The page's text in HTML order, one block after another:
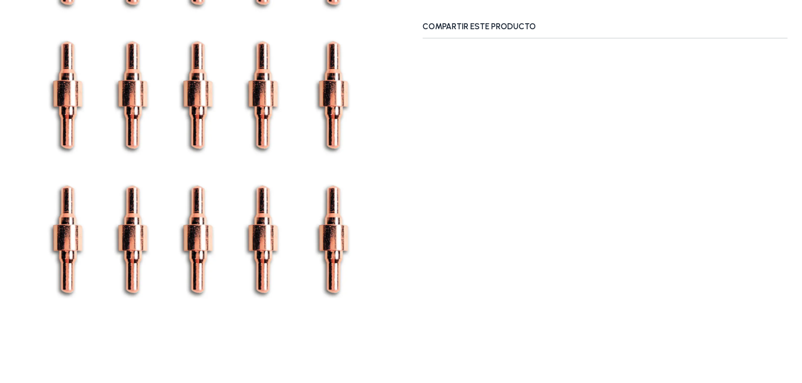
COMPARTIR ESTE PRODUCTO